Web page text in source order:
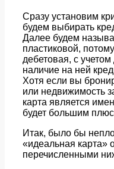
Сразу установим
будем выбирать
Далее будем
пластиковой,
дебетовая, с
наличие на ней
Хотя если вы
или недвижимость
карта является
будет большим
Итак, было бы
«идеальная карта»
перечисленными